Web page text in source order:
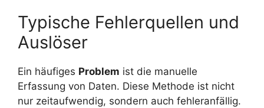
Typische Fehlerquellen und
Auslöser
Ein häufiges Problem ist die manuelle
Erfassung von Daten. Diese Methode ist nicht
nur zeitaufwendig, sondern auch fehleranfällig.